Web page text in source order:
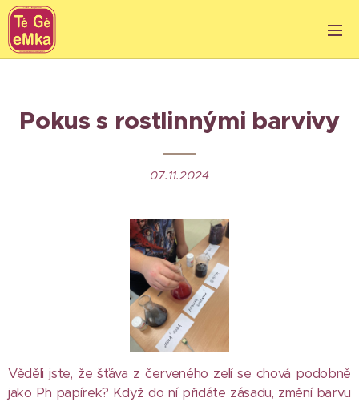
Pokus s rostlinnými barvivy
07.11.2024
Věděli jste, že šťáva z červeného zelí se chová podobně
jako Ph papírek? Když do ní přidáte zásadu, změní barvu